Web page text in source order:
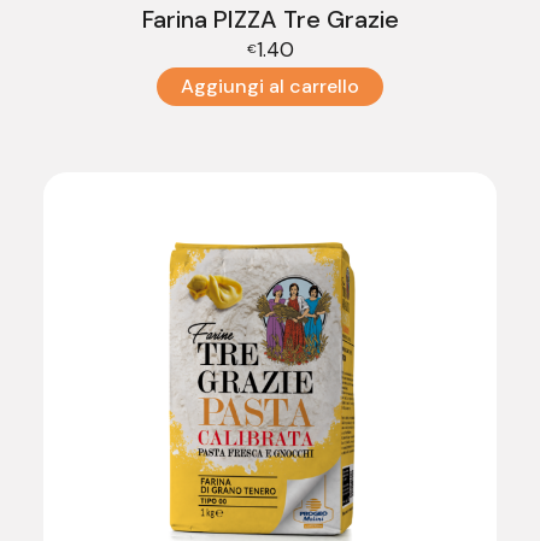
Farina PIZZA Tre Grazie
€1.40
Aggiungi al carrello